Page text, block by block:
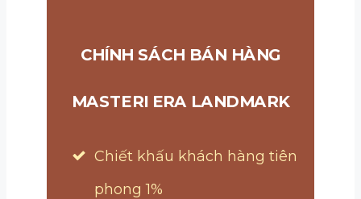
CHÍNH SÁCH BÁN HÀNG
MASTERI ERA LANDMARK
Chiết khấu khách hàng tiên
phong 1%